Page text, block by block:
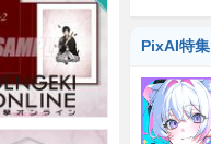
PixAI特集